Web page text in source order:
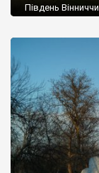
Південь
старовинний
збереглися,
мовою. За всіма
український.
роках Болган […]